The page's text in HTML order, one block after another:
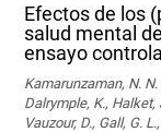
Efectos de los
salud mental
ensayo
Kamarunzaman, N. N.
Dalrymple, K., Halket,
Vauzour, D., Gall, G.